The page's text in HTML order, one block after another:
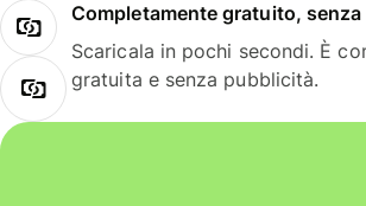
Completamente gratuito,
Scaricala in pochi secondi. È
gratuita e senza pubblicità.